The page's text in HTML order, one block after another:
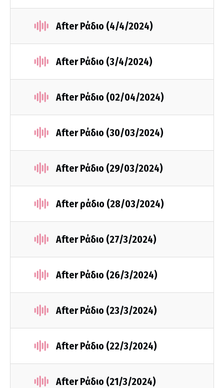
After Ράδιο (4/4/2024)
After Ράδιο (3/4/2024)
After Ράδιο (02/04/2024)
After Ράδιο (30/03/2024)
After Ράδιο (29/03/2024)
After ράδιο (28/03/2024)
After Ράδιο (27/3/2024)
After Ράδιο (26/3/2024)
After Ράδιο (23/3/2024)
After Ράδιο (22/3/2024)
After Ράδιο (21/3/2024)